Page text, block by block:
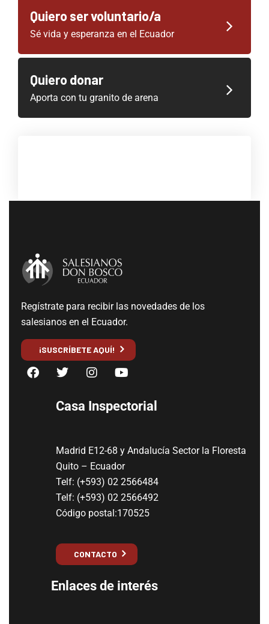
Quiero ser voluntario/a
Sé vida y esperanza en el Ecuador
Quiero donar
Aporta con tu granito de arena
Regístrate para recibir las novedades de los
salesianos en el Ecuador.
¡SUSCRÍBETE AQUÍ!
Casa Inspectorial
Madrid E12-68 y Andalucía Sector la Floresta
Quito – Ecuador
Telf: (+593) 02 2566484
Telf: (+593) 02 2566492
Código postal:170525
CONTACTO
Enlaces de interés